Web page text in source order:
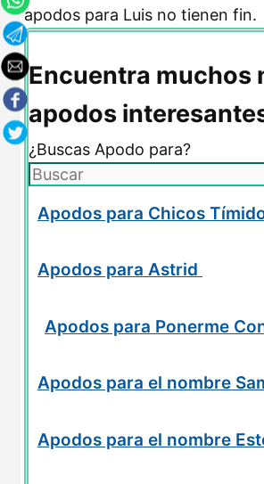
apodos para Luis no tienen fin.
Encuentra muchos
apodos
¿Buscas Apodo para?
Apodos para Chicos
Apodos para Astrid
Apodos para Ponerme
Apodos para el nombre
Apodos para el nombre